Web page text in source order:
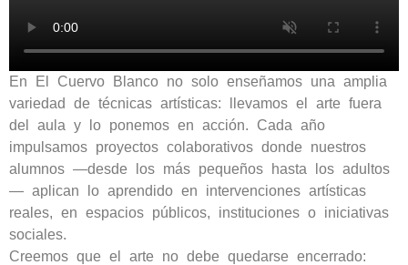
En El Cuervo Blanco no solo enseñamos una amplia
variedad de técnicas artísticas: llevamos el arte fuera
del aula y lo ponemos en acción. Cada año
impulsamos proyectos colaborativos donde nuestros
alumnos —desde los más pequeños hasta los adultos
— aplican lo aprendido en intervenciones artísticas
reales, en espacios públicos, instituciones o iniciativas
sociales.
Creemos que el arte no debe quedarse encerrado: